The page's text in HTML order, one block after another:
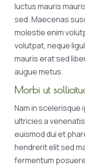
luctus mauris
sed. Maecenas
molestie enim
volutpat, neque
mauris erat sed
augue metus.
Morbi ut
Nam in scelerisque
ultricies a
euismod dui et
hendrerit elit sed
fermentum